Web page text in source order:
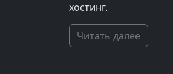
хостинг.
Читать далее